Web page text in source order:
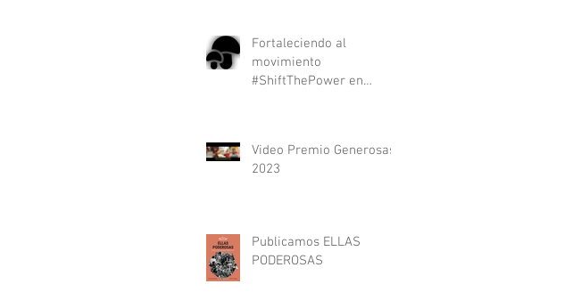
Fortaleciendo al
movimiento
#ShiftThePower en
Video Premio Generosas
2023
Publicamos ELLAS
PODEROSAS